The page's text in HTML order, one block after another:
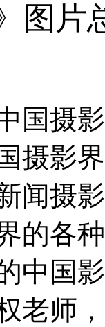
图
国摄
摄影
闻摄
的各
中国
老师